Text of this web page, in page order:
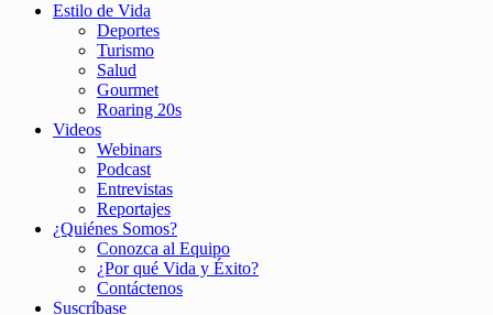
Estilo de Vida
Deportes
Turismo
Salud
Gourmet
Roaring 20s
Videos
Webinars
Podcast
Entrevistas
Reportajes
¿Quiénes Somos?
Conozca al Equipo
¿Por qué Vida y Éxito?
Contáctenos
Suscríbase